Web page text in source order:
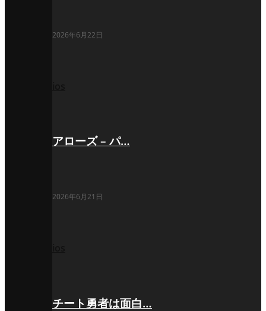
2026年6月22日
アローズ – パ…
2026年6月21日
チート勇者は面白…